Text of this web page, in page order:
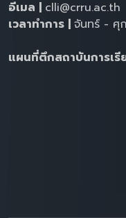
อีเมล | clli@crru.ac.th
เวลาทำการ | จันทร์ - ศุ
แผนที่ตึกสถาบันการเ